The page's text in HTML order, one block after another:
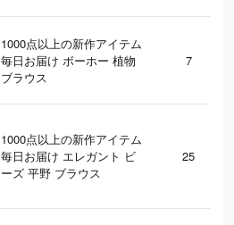
1000点以上の新作アイテム
毎日お届け ボーホー 植物
ブラウス
7
1000点以上の新作アイテム
毎日お届け エレガント ビ
ーズ 平野 ブラウス
25